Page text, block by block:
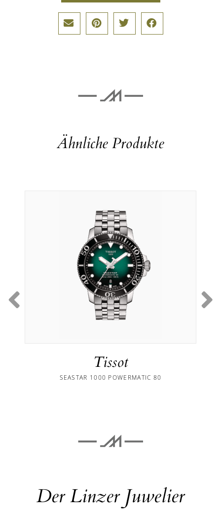
Ähnliche Produkte
Tissot
SEASTAR 1000 POWERMATIC 80
Der Linzer Juwelier